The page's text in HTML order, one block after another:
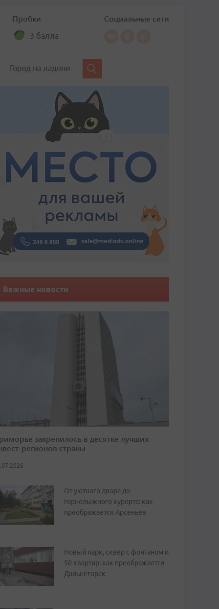
Пробки
3 балла
Социальные сети
Город на ладони
Важные новости
закрепилось в десятке лучших
регионов страны
От уютного двора до
горнолыжного курорта: как
преображается Арсеньев
Новый парк, сквер с фонтаном и
50 квартир: как преображается
Дальнегорск